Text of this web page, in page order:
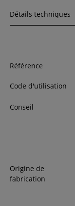
Détails techniques
Référence
Code d'utilisation
Conseil
Origine de
fabrication